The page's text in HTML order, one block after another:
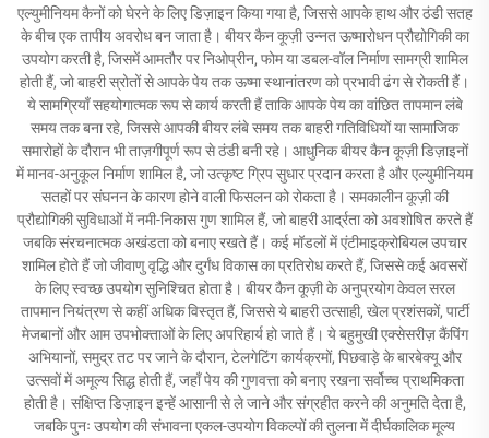
एल्युमीनियम कैनों को घेरने के लिए डिज़ाइन किया गया है, जिससे आपके हाथ और ठंडी सतह
के बीच एक तापीय अवरोध बन जाता है। बीयर कैन कूज़ी उन्नत ऊष्मारोधन प्रौद्योगिकी का
उपयोग करती है, जिसमें आमतौर पर निओप्रीन, फोम या डबल-वॉल निर्माण सामग्री शामिल
होती हैं, जो बाहरी स्रोतों से आपके पेय तक ऊष्मा स्थानांतरण को प्रभावी ढंग से रोकती हैं।
ये सामग्रियाँ सहयोगात्मक रूप से कार्य करती हैं ताकि आपके पेय का वांछित तापमान लंबे
समय तक बना रहे, जिससे आपकी बीयर लंबे समय तक बाहरी गतिविधियों या सामाजिक
समारोहों के दौरान भी ताज़गीपूर्ण रूप से ठंडी बनी रहे। आधुनिक बीयर कैन कूज़ी डिज़ाइनों
में मानव-अनुकूल निर्माण शामिल है, जो उत्कृष्ट ग्रिप सुधार प्रदान करता है और एल्युमीनियम
सतहों पर संघनन के कारण होने वाली फिसलन को रोकता है। समकालीन कूज़ी की
प्रौद्योगिकी सुविधाओं में नमी-निकास गुण शामिल हैं, जो बाहरी आर्द्रता को अवशोषित करते हैं
जबकि संरचनात्मक अखंडता को बनाए रखते हैं। कई मॉडलों में एंटीमाइक्रोबियल उपचार
शामिल होते हैं जो जीवाणु वृद्धि और दुर्गंध विकास का प्रतिरोध करते हैं, जिससे कई अवसरों
के लिए स्वच्छ उपयोग सुनिश्चित होता है। बीयर कैन कूज़ी के अनुप्रयोग केवल सरल
तापमान नियंत्रण से कहीं अधिक विस्तृत हैं, जिससे ये बाहरी उत्साही, खेल प्रशंसकों, पार्टी
मेजबानों और आम उपभोक्ताओं के लिए अपरिहार्य हो जाते हैं। ये बहुमुखी एक्सेसरीज़ कैंपिंग
अभियानों, समुद्र तट पर जाने के दौरान, टेलगेटिंग कार्यक्रमों, पिछवाड़े के बारबेक्यू और
उत्सवों में अमूल्य सिद्ध होती हैं, जहाँ पेय की गुणवत्ता को बनाए रखना सर्वोच्च प्राथमिकता
होती है। संक्षिप्त डिज़ाइन इन्हें आसानी से ले जाने और संग्रहीत करने की अनुमति देता है,
जबकि पुनः उपयोग की संभावना एकल-उपयोग विकल्पों की तुलना में दीर्घकालिक मूल्य